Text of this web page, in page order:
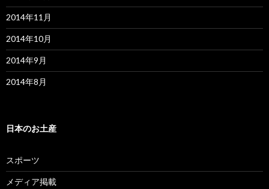
2014年11月
2014年10月
2014年9月
2014年8月
日本のお土産
スポーツ
メディア掲載